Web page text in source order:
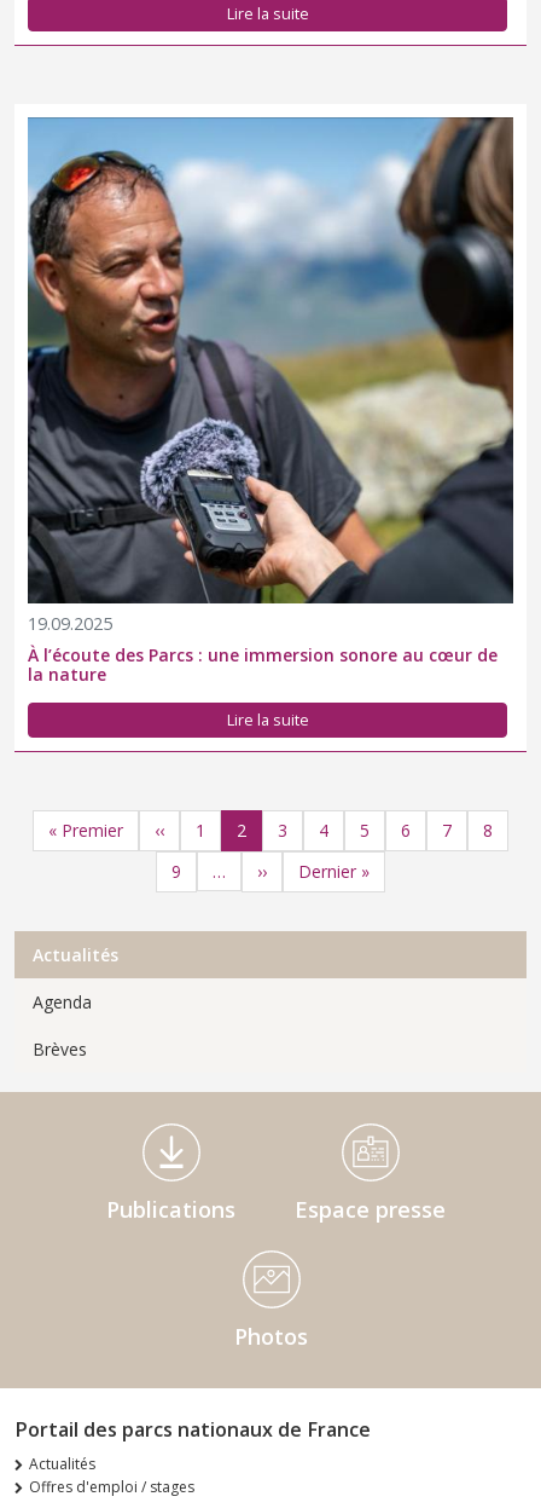
Lire la suite
19.09.2025
À l’écoute des Parcs : une immersion sonore au cœur de
la nature
Lire la suite
Pagination
Première page
« Premier Page précédente
‹‹ Page
1 Page
2 Page
3 Page
4 Page
5 Page
6 Page
7 Page
8
Page
9 … Page suivante
›› Dernière page
Dernier »
Menu Actualités
Actualités
Agenda
Brèves
Médiathèque Footer
Publications Espace presse
Photos
Portail des parcs nationaux de France
Actualités
Offres d'emploi / stages